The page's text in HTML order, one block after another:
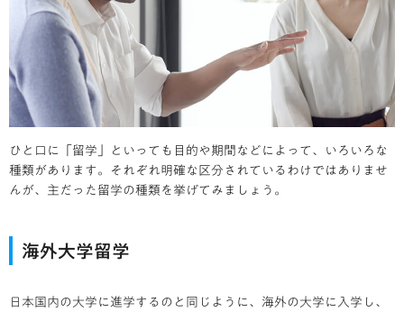
ひと口に「留学」といっても目的や期間などによって、いろいろな
種類があります。それぞれ明確な区分されているわけではありませ
んが、主だった留学の種類を挙げてみましょう。
海外大学留学
日本国内の大学に進学するのと同じように、海外の大学に入学し、